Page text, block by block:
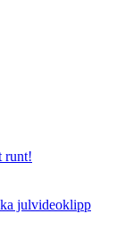
runt!
julvideoklipp